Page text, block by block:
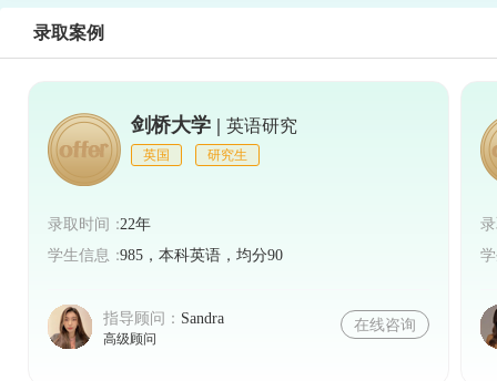
设计、电影等专业都非常知名。
录取案例
剑桥大学 | 英语研究
英国 研究生
录取时间：22年
学生信息：985，本科英语，均分90
指导顾问： Sandra
高级顾问
在线咨询